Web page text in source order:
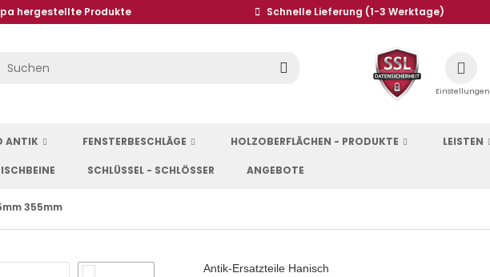
hergestellte Produkte Schnelle Lieferung (1-3 Werktage)
Einstellungen
ANTIK FENSTERBESCHLÄGE HOLZOBERFLÄCHEN - PRODUKTE LEISTEN
SCHLÜSSEL - SCHLÖSSER ANGEBOTE
355mm
Antik-Ersatzteile Hanisch